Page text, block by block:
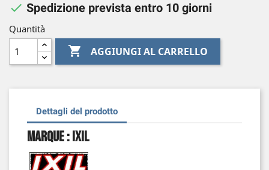
 Spedizione prevista entro 10 giorni
Quantità
 AGGIUNGI AL CARRELLO
Dettagli del prodotto
Marque : Ixil